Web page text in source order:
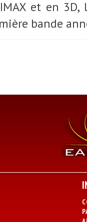
et en 3D,
bande